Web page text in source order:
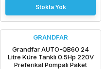
Stokta Yok
GRANDFAR
Grandfar AUTO-QB60 24
Litre Küre Tanklı 0.5Hp 220V
Preferikal Pompalı Paket